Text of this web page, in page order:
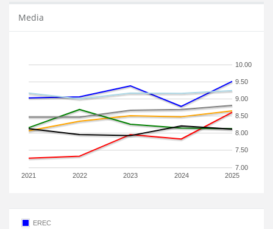
Media
2021 2022 2023 2024 2025
7.00
7.50
8.00
8.50
9.00
9.50
10.00
EREC